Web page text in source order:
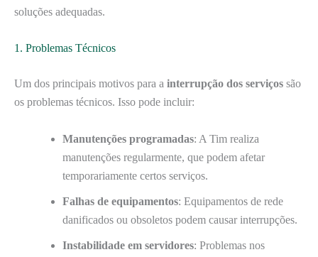
soluções adequadas.
1. Problemas Técnicos
Um dos principais motivos para a interrupção dos serviços são
os problemas técnicos. Isso pode incluir:
Manutenções programadas: A Tim realiza
manutenções regularmente, que podem afetar
temporariamente certos serviços.
Falhas de equipamentos: Equipamentos de rede
danificados ou obsoletos podem causar interrupções.
Instabilidade em servidores: Problemas nos